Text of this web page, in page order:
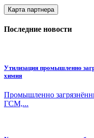
Карта партнера
Последние новости
Утилизация промышленно
химия
Промышленно
ГСМ,...